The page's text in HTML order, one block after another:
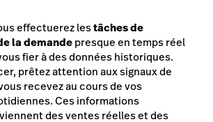
effectuerez lestâches de
la demandepresque en temps réel
fier à des données historiques.
prêtez attention aux signaux de
recevez au cours de vos
Ces informations
des ventes réelles et des